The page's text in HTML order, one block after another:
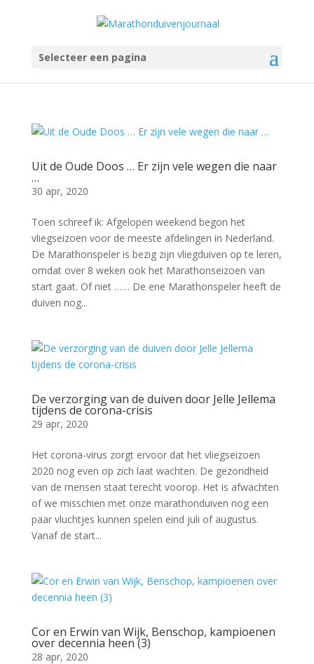
Selecteer een pagina
Uit de Oude Doos … Er zijn vele wegen die naar
…
30 apr, 2020
Toen schreef ik: Afgelopen weekend begon het
vliegseizoen voor de meeste afdelingen in Nederland.
De Marathonspeler is bezig zijn vliegduiven op te leren,
omdat over 8 weken ook het Marathonseizoen van
start gaat. Of niet …… De ene Marathonspeler heeft de
duiven nog...
De verzorging van de duiven door Jelle Jellema
tijdens de corona-crisis
29 apr, 2020
Het corona-virus zorgt ervoor dat het vliegseizoen
2020 nog even op zich laat wachten. De gezondheid
van de mensen staat terecht voorop. Het is afwachten
of we misschien met onze marathonduiven nog een
paar vluchtjes kunnen spelen eind juli of augustus.
Vanaf de start...
Cor en Erwin van Wijk, Benschop, kampioenen
over decennia heen (3)
28 apr, 2020